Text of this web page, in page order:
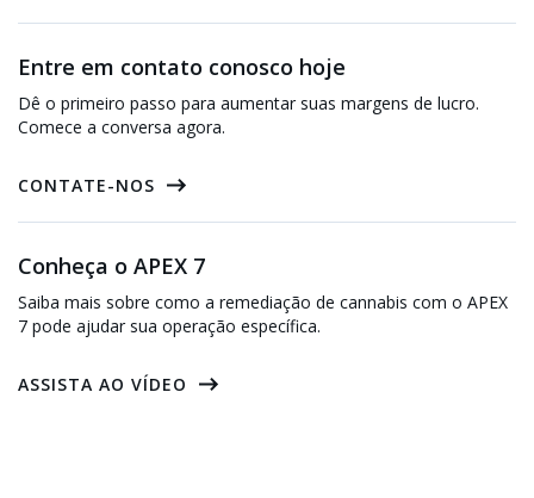
Entre em contato conosco hoje
Dê o primeiro passo para aumentar suas margens de lucro.
Comece a conversa agora.
CONTATE-NOS
Conheça o APEX 7
Saiba mais sobre como a remediação de cannabis com o APEX
7 pode ajudar sua operação específica.
ASSISTA AO VÍDEO